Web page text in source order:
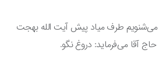
طرف میاد پیش آیت الله بهجت
آقا می‌فرماید: دروغ نگو.